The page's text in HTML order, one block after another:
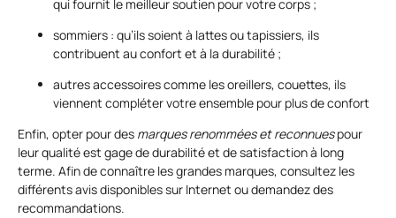
qui fournit le meilleur soutien pour votre corps ;
sommiers : qu’ils soient à lattes ou tapissiers, ils
contribuent au confort et à la durabilité ;
autres accessoires comme les oreillers, couettes, ils
viennent compléter votre ensemble pour plus de confort
Enfin, opter pour des marques renommées et reconnuespour
leur qualité est gage de durabilité et de satisfaction à long
terme. Afin de connaître les grandes marques, consultez les
différents avis disponibles sur Internet ou demandez des
recommandations.